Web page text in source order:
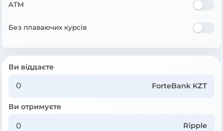
ATM
Без плаваючих курсів
Ви віддаєте
ForteBank KZT
Ви отримуєте
Ripple